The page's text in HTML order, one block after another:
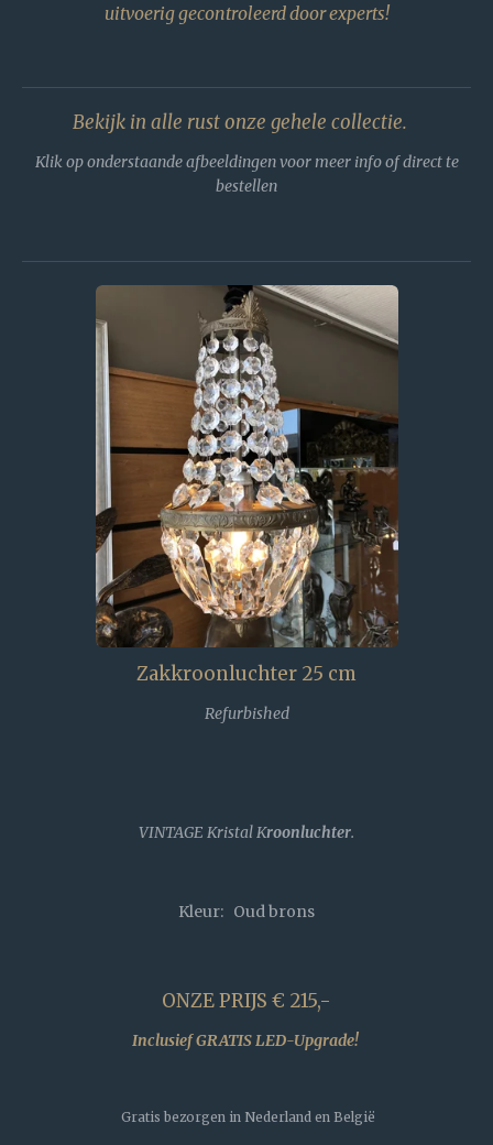
uitvoerig gecontroleerd door experts!
Bekijk in alle rust onze gehele collectie.
Klik op onderstaande afbeeldingen voor meer info of direct te
bestellen
Zakkroonluchter 25 cm
Refurbished
VINTAGE Kristal Kroonluchter.
Kleur: Oud brons
ONZE PRIJS € 215,-
Inclusief GRATIS LED-Upgrade!
Gratis bezorgen in Nederland en België